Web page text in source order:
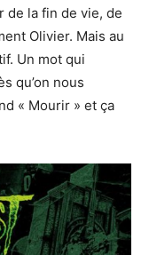
de la fin de vie, de
Olivier. Mais au
Un mot qui
qu’on nous
« Mourir » et ça